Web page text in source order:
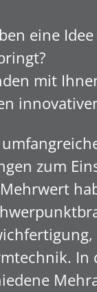
eine
mit
zum
In